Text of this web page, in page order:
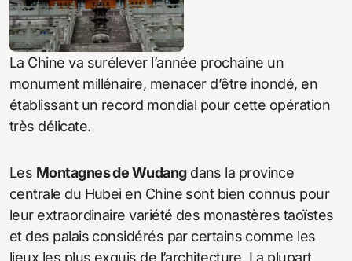
La Chine va surélever l’année prochaine un
monument millénaire, menacer d’être inondé, en
établissant un record mondial pour cette opération
très délicate.
Les Montagnes de Wudangdans la province
centrale du Hubei en Chine sont bien connus pour
leur extraordinaire variété des monastères taoïstes
et des palais considérés par certains comme les